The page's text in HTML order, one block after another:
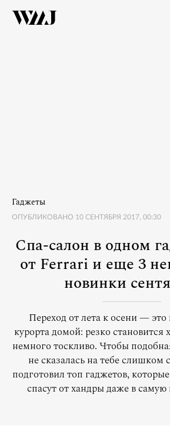
Гаджеты
ОПУБЛИКОВАНО 10 СЕНТЯБРЯ 2017, 00:30
Спа-салон в одном
от Ferrari и еще 3
новинки
Переход от лета к осени — это
курорта домой: резко
немного тоскливо. Чтобы
не сказалась на тебе слишком
подготовил топ гаджетов,
спасут от хандры даже в